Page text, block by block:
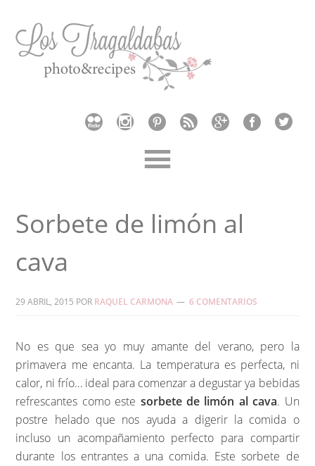
Sorbete de limón al
cava
29 ABRIL, 2015 POR RAQUEL CARMONA 6 COMENTARIOS
No es que sea yo muy amante del verano, pero la
primavera me encanta. La temperatura es perfecta, ni
calor, ni frío… ideal para comenzar a degustar ya bebidas
refrescantes como este sorbete de limón al cava. Un
postre helado que nos ayuda a digerir la comida o
incluso un acompañamiento perfecto para compartir
durante los entrantes a una comida. Este sorbete de